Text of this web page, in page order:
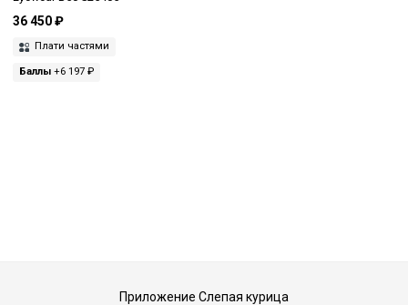
36 450 ₽
Плати частями
Баллы +6 197 ₽
Приложение Слепая курица